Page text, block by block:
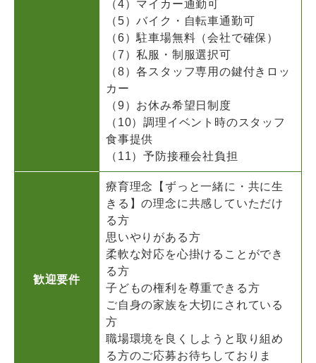
（4）マイカー通勤可
（5）バイク・自転車通勤可
（6）駐車場無料（会社で確保）
（7）私服・制服選択可
（8）各スタッフ専用の鍵付きロッ
カー
（9）お休み希望日制度
（10）調理イベント時のスタッフ
食事提供
（11）予防接種会社負担
歓迎要件
療育理念【ずっと一緒に・共に生
きる】の理念に共感していただけ
る方
思いやりがある方
柔軟な対応を心掛けることができ
る方
子どもの権利を尊重できる方
ご自身の家族を大切にされている
方
職場環境を良くしようと取り組め
る方のご応募お待ちしておりま